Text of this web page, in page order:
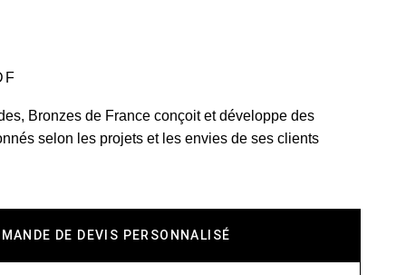
Bronzes de France conçoit et développe des
selon les projets et les envies de ses clients
DE DEVIS PERSONNALISÉ